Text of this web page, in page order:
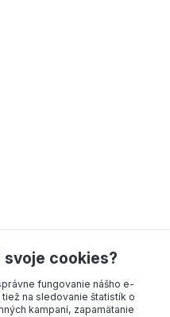
svoje cookies?
fungovanie nášho e-
na sledovanie štatistík o
kampaní, zapamätanie